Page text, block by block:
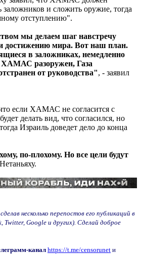
заложников и сложить оружие, тогда
отступлению".
мы делаем шаг навстречу
достижению мира. Вот наш план.
в заложниках, немедленно
разоружен, Газа
от руководства", - заявил
если ХАМАС не согласится с
делать вид, что согласился, но
Израиль доведет дело до конца
по-плохому. Но все цели будут
несколько перепостов его публикаций в
Twitter, Google и других). Сделай доброе
канал https://t.me/censorunet и